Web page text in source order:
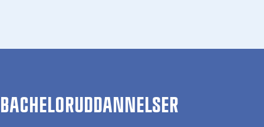
BACHELORUDDANNELSER